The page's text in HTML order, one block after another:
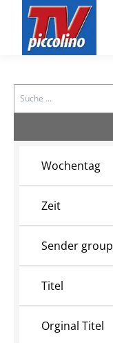
Search
Wochentag
Zeit
Sender group
Titel
Orginal Titel